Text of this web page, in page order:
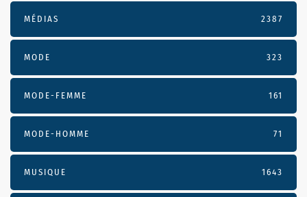
MÉDIAS 2387
MODE 323
MODE-FEMME 161
MODE-HOMME 71
MUSIQUE 1643